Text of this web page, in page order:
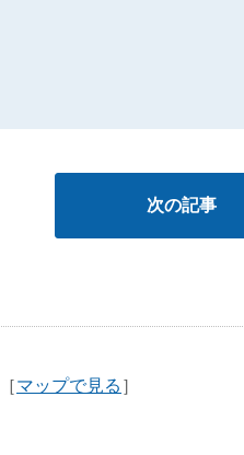
次の記事
［マップで見る ］